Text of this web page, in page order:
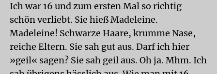
Ich war 16 und zum ersten Mal so richtig
schön verliebt. Sie hieß Madeleine.
Madeleine! Schwarze Haare, krumme Nase,
reiche Eltern. Sie sah gut aus. Darf ich hier
»geil« sagen? Sie sah geil aus. Oh ja. Mhm. Ich